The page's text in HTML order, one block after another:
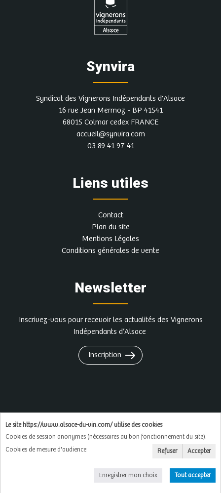
Synvira
Syndicat des Vignerons Indépendants d'Alsace
16 rue Jean Mermoz - BP 41541
68015 Colmar cedex FRANCE
accueil@synvira.com
03 89 41 97 41
Liens utiles
Contact
Plan du site
Mentions Légales
Conditions générales de vente
Newsletter
Inscrivez-vous pour recevoir les actualités des Vignerons
Indépendants d’Alsace
Inscription
L'abus d'alcool est dangereux pour la santé, à
consommer avec modération
Copyright © 2026
Le site https://www.alsace-du-vin.com/ utilise des cookies
Cookies de session anonymes (nécessaires au bon fonctionnement du site).
Cookies de mesure d'audience
Refuser Accepter
Enregistrer mon choix Tout accepter